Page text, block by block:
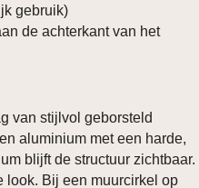
gebruik)
de achterkant van het
van stijlvol geborsteld
aluminium met een harde,
blijft de structuur zichtbaar.
look. Bij een muurcirkel op